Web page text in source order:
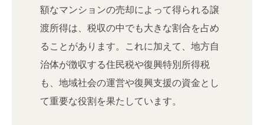
額なマンションの売却によって得られる譲
渡所得は、税収の中でも大きな割合を占め
ることがあります。これに加えて、地方自
治体が徴収する住民税や復興特別所得税
も、地域社会の運営や復興支援の資金とし
て重要な役割を果たしています。